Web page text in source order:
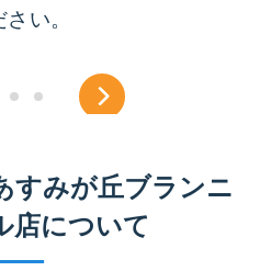
い。
すみが丘ブランニ
店について